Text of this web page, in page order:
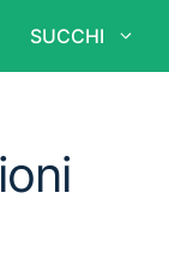
SUCCHI